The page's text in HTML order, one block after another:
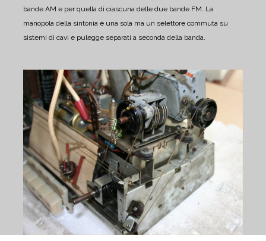
bande AM e per quella di ciascuna delle due bande FM. La
manopola della sintonia è una sola ma un selettore commuta su
sistemi di cavi e pulegge separati a seconda della banda.